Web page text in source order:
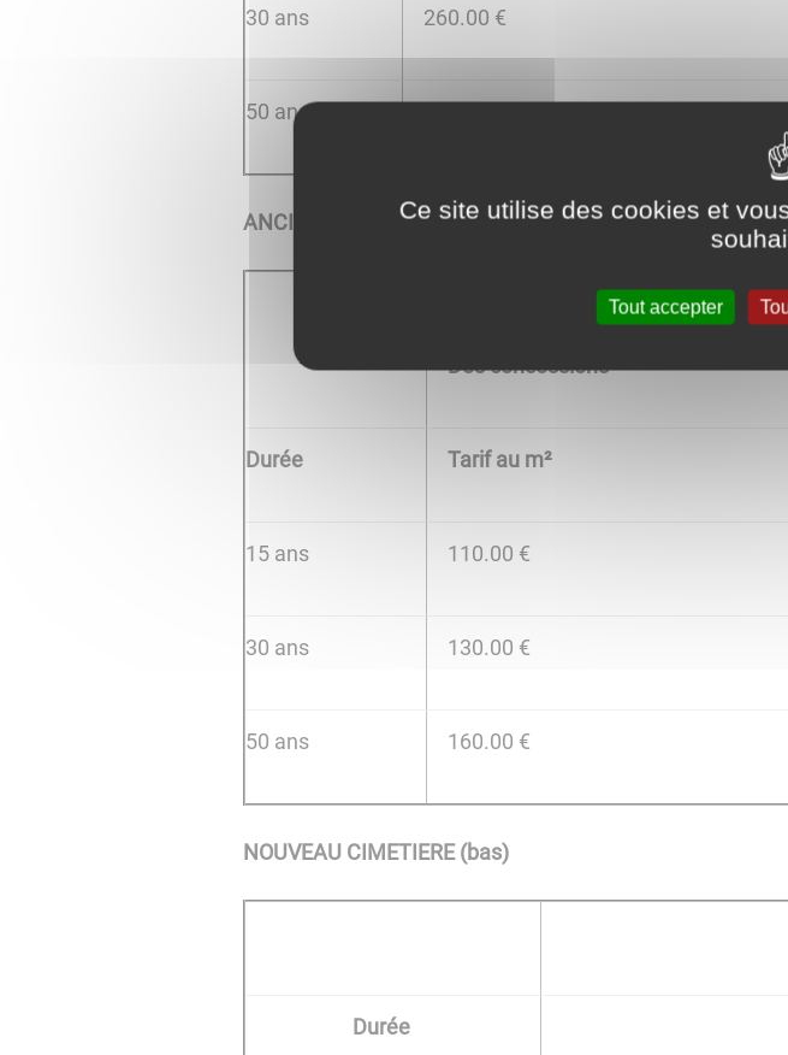
30 ans 260.00 €
50 ans 320.00 €
ANCIEN CIMETIERE (haut)
Des concessions
Durée Tarif au m²
15 ans 110.00 €
30 ans 130.00 €
50 ans 160.00 €
NOUVEAU CIMETIERE (bas)
Durée
Ce site utilise des cookies et
Tout accepter